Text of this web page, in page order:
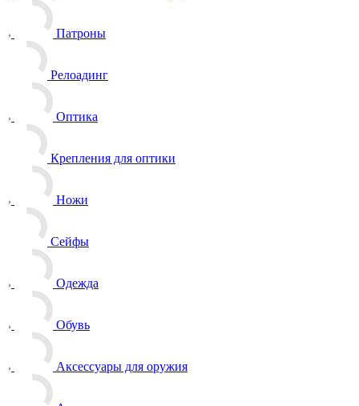
Патроны
Релоадинг
Оптика
Крепления для оптики
Ножи
Сейфы
Одежда
Обувь
Аксессуары для оружия